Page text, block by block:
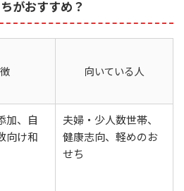
がおすすめ？
向いている人
加、自
向け和
夫婦・少人数世帯、
健康志向、軽めのお
せち